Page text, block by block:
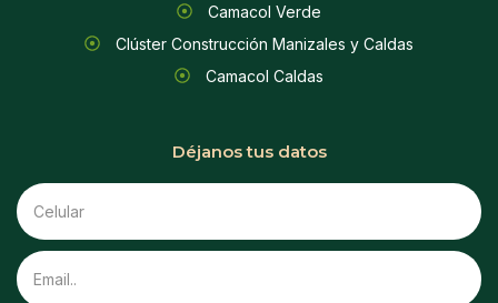
Camacol Verde
Clúster Construcción Manizales y Caldas
Camacol Caldas
Déjanos tus datos